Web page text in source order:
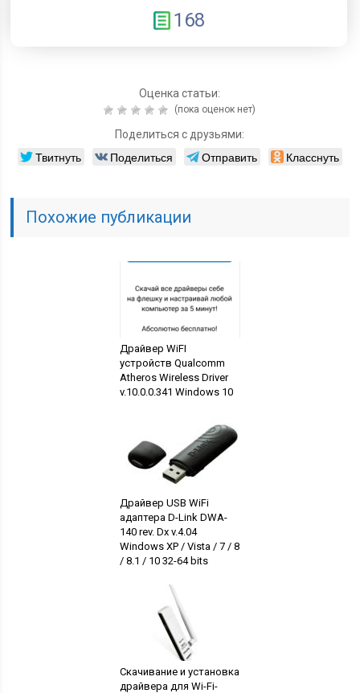
168
Оценка статьи:
(пока оценок нет)
Поделиться с друзьями:
Твитнуть Поделиться Отправить Класснуть
Похожие публикации
Драйвер WiFI
устройств Qualcomm
Atheros Wireless Driver
v.10.0.0.341 Windows 10
Драйвер USB WiFi
адаптера D-Link DWA-
140 rev. Dx v.4.04
Windows XP / Vista / 7 / 8
/ 8.1 / 10 32-64 bits
Скачивание и установка
драйвера для Wi-Fi-